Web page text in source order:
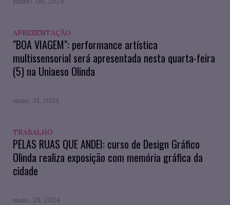
APRESENTAÇÃO
"BOA VIAGEM": performance artística
multissensorial será apresentada nesta quarta-feira
(5) na Uniaeso Olinda
maio. 31, 2024
TRABALHO
PELAS RUAS QUE ANDEI: curso de Design Gráfico
Olinda realiza exposição com memória gráfica da
cidade
maio. 29, 2024